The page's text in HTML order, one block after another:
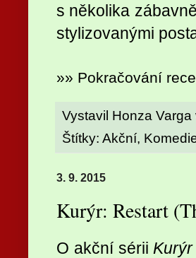
s několika
stylizovanými
»» Pokračování
Vystavil Honza Varga
Štítky: Akční,
3. 9. 2015
Kurýr: Restart
O akční sérii Kurýr